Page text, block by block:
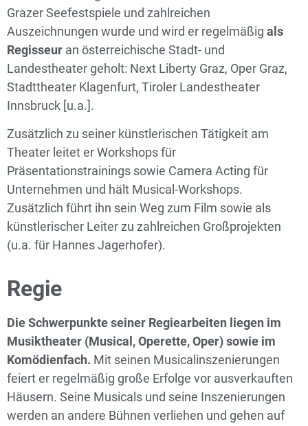
Grazer Seefestspiele und zahlreichen
Auszeichnungen wurde und wird er regelmäßig als
Regisseur an österreichische Stadt- und
Landestheater geholt: Next Liberty Graz, Oper Graz,
Stadttheater Klagenfurt, Tiroler Landestheater
Innsbruck [u.a.].
Zusätzlich zu seiner künstlerischen Tätigkeit am
Theater leitet er Workshops für
Präsentationstrainings sowie Camera Acting für
Unternehmen und hält Musical-Workshops.
Zusätzlich führt ihn sein Weg zum Film sowie als
künstlerischer Leiter zu zahlreichen Großprojekten
(u.a. für Hannes Jagerhofer).
Regie
Die Schwerpunkte seiner Regiearbeiten liegen im
Musiktheater (Musical, Operette, Oper) sowie im
Komödienfach. Mit seinen Musicalinszenierungen
feiert er regelmäßig große Erfolge vor ausverkauften
Häusern. Seine Musicals und seine Inszenierungen
werden an andere Bühnen verliehen und gehen auf